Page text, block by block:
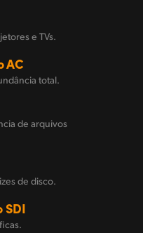
e TVs.
AC
total.
de arquivos
de disco.
SDI